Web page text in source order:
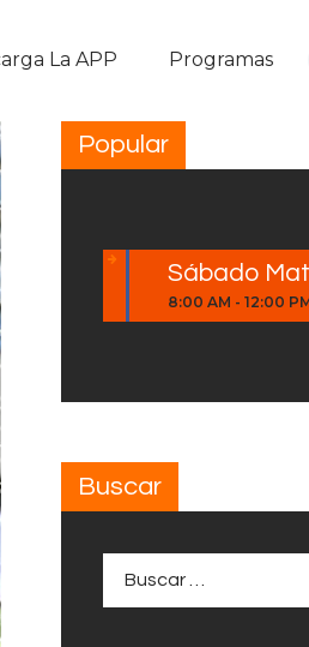
La APP Programas
Popular
Sábado
8:00 AM -12:00
Buscar